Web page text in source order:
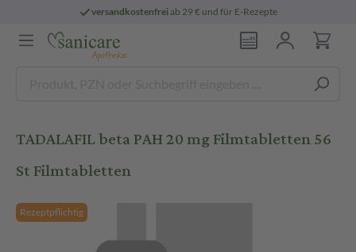
versandkostenfreiab 29 € und für E-Rezepte
TADALAFIL beta PAH 20 mg Filmtabletten 56
St Filmtabletten
Rezeptpflichtig